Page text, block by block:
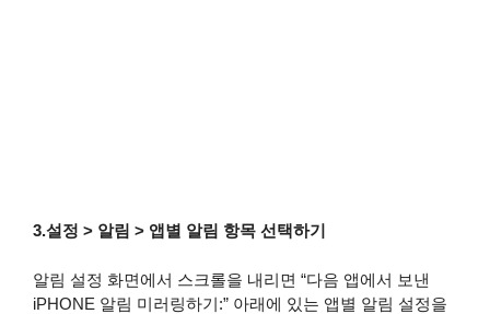
3.설정 > 알림 > 앱별 알림 항목 선택하기
알림 설정 화면에서 스크롤을 내리면 “다음 앱에서 보낸
iPHONE 알림 미러링하기:” 아래에 있는 앱별 알림 설정을